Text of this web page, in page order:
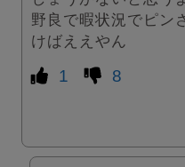
野良で暇状況でピン
けばええやん
1 8